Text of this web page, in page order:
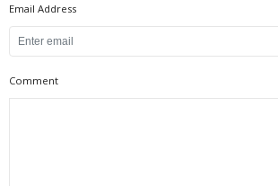
Email Address
Comment